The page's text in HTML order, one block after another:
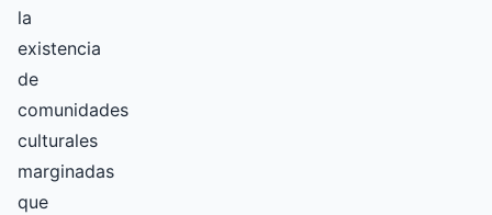
la
existencia
de
comunidades
culturales
marginadas
que